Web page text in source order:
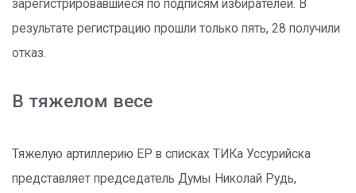
зарегистрировавшиеся по подписям избирателей. В
результате регистрацию прошли только пять, 28 получили
отказ.
В тяжелом весе
Тяжелую артиллерию ЕР в списках ТИКа Уссурийска
представляет председатель Думы Николай Рудь,